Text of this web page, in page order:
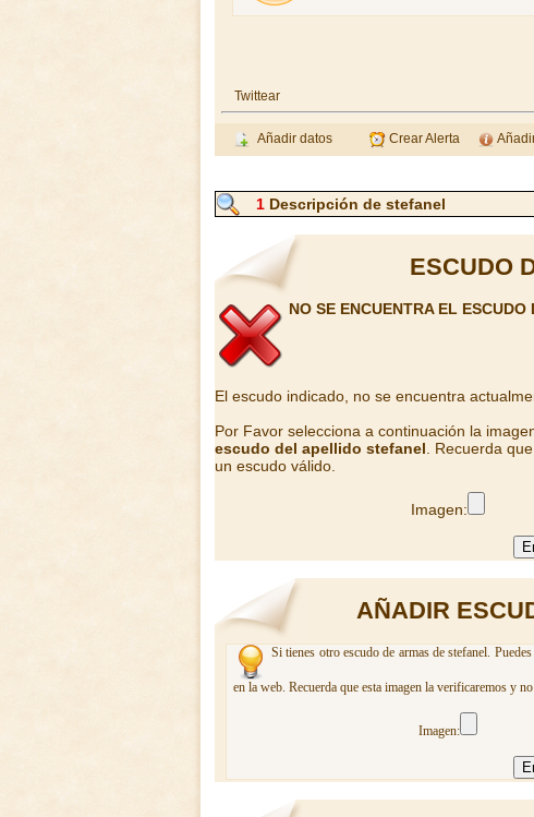
Twittear
Añadir datos Crear Alerta
1Descripción de stefanel
ESCUDO
NO SE ENCUENTRA EL ESCUDO
El escudo indicado, no se encuentra
Por Favor selecciona a continuación la
escudo del apellido stefanel . Recuerda
un escudo válido.
Imagen:
AÑADIR
Si tienes otro escudo de armas de stefanel.
en la web. Recuerda que esta imagen la verificaremos y
Imagen: